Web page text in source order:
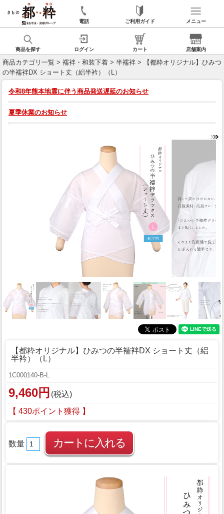
電話 ご利用ガイド メニュー
商品を探す ログイン カート 店舗案内
商品カテゴリ一覧 > 襦袢・和装下着 > 半襦袢 > 【都粋オリジナル】ひみつ
の半襦袢DX ショート丈（絽半衿）（L）
令和8年熊本地震に伴う商品発送遅延のお知らせ
夏季休業のお知らせ
【都粋オリジナル】ひみつの半襦袢DX ショート丈（絽
半衿）（L）
1C000140-B-L
9,460円 (税込)
【 430ポイント獲得 】
数量